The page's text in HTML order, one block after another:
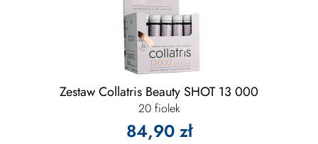
Zestaw Collatris Beauty SHOT 13 000
20 fiolek
84,90 zł